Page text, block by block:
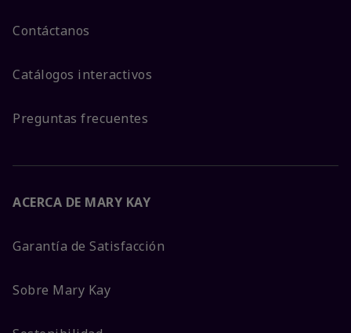
Contáctanos
Catálogos interactivos
Preguntas frecuentes
ACERCA DE MARY KAY
Garantía de Satisfacción
Sobre Mary Kay